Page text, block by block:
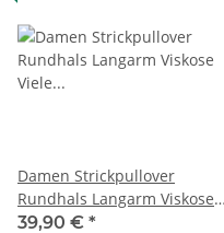
Damen Strickpullover
Rundhals Langarm Viskose
Viele Farben 38-40 One Size
39,90 € *